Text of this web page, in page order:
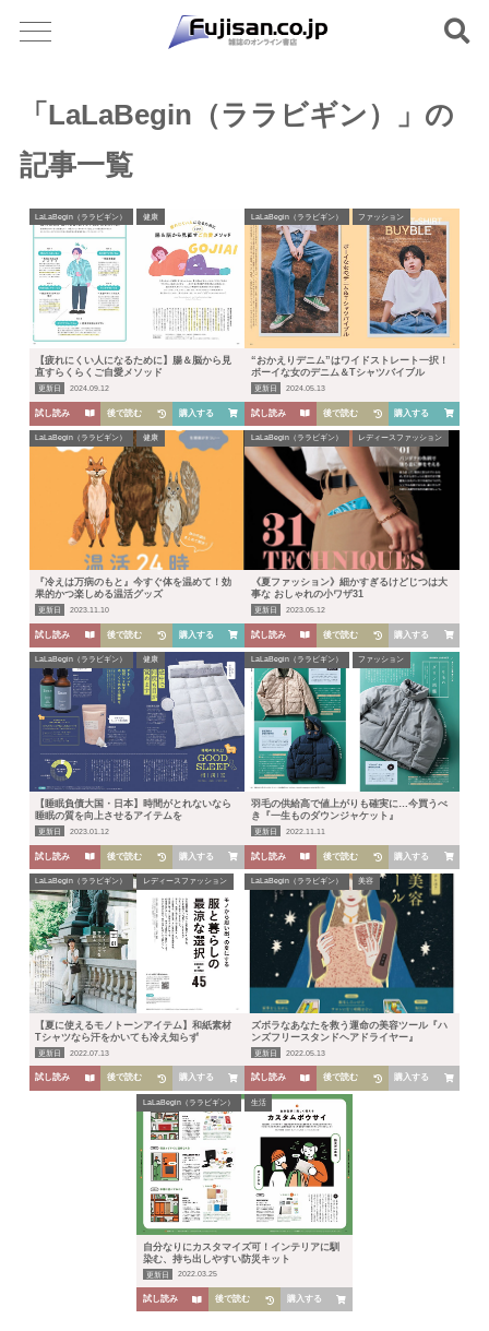
人気ランキング
カテゴリー
健康 レシピ 旅行
「LaLaBegin（ララビギン）」の
記事一覧
LaLaBegin（ララビギン） 健康
【疲れにくい人になるために】腸＆脳から見
直すらくらくご自愛メソッド
更新日 2024.09.12
試し読み 後で読む 購入する
LaLaBegin（ララビギン） ファッション
“おかえりデニム”はワイドストレート一択！
ボーイな女のデニム＆Tシャツバイブル
更新日 2024.05.13
試し読み 後で読む 購入する
LaLaBegin（ララビギン） 健康
『冷えは万病のもと』今すぐ体を温めて！効
果的かつ楽しめる温活グッズ
更新日 2023.11.10
試し読み 後で読む 購入する
LaLaBegin（ララビギン） レディースファッション
《夏ファッション》細かすぎるけどじつは大
事な おしゃれの小ワザ31
更新日 2023.05.12
試し読み 後で読む 購入する
LaLaBegin（ララビギン） 健康
【睡眠負債大国・日本】時間がとれないなら
睡眠の質を向上させるアイテムを
更新日 2023.01.12
試し読み 後で読む 購入する
LaLaBegin（ララビギン） ファッション
羽毛の供給高で値上がりも確実に…今買うべ
き『一生ものダウンジャケット』
更新日 2022.11.11
試し読み 後で読む 購入する
LaLaBegin（ララビギン） レディースファッション
【夏に使えるモノトーンアイテム】和紙素材
Tシャツなら汗をかいても冷え知らず
更新日 2022.07.13
試し読み 後で読む 購入する
LaLaBegin（ララビギン） 美容
ズボラなあなたを救う運命の美容ツール『ハ
ンズフリースタンドヘアドライヤー』
更新日 2022.05.13
試し読み 後で読む 購入する
LaLaBegin（ララビギン） 生活
自分なりにカスタマイズ可！インテリアに馴
染む、持ち出しやすい防災キット
更新日 2022.03.25
試し読み 後で読む 購入する